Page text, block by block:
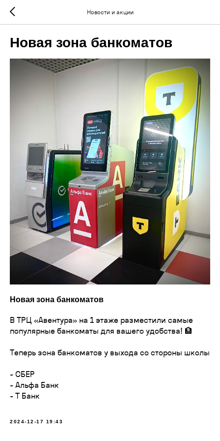
Новости и акции
Новая зона банкоматов
Новая зона банкоматов
В ТРЦ «Авентура» на 1 этаже разместили самые
популярные банкоматы для вашего удобства! 🏦
Теперь зона банкоматов у выхода со стороны школы
- СБЕР
- Альфа Банк
- Т Банк
2024-12-17 19:43